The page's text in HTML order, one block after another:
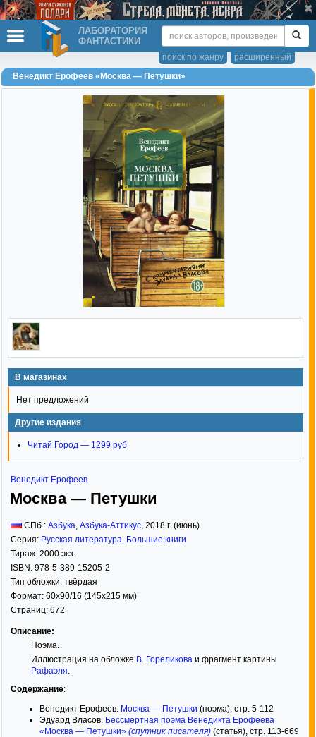
ЛАБОРАТОРИЯ
ФАНТАСТИКИ
расширенный
поиск по жанру
Венедикт Ерофеев «Москва — Петушки»
В магазинах
Нет предложений
Другие издания
Читай Город — 1299 руб
Венедикт Ерофеев
Москва — Петушки
СПб.: Азбука Азбука-Аттикус 2018 г. (июнь)
Серия: Русская литература. Большие книги
Тираж: 2000 экз.
ISBN: 978-5-389-15205-2
Тип обложки: твёрдая
Формат: 60x90/16 (145x215 мм)
Страниц: 672
Описание:
Поэма.
Иллюстрация на обложке В. Гореликова и фрагмент картины
Рафаэля
Содержание:
Венедикт Ерофеев. Москва — Петушки (поэма), стр. 5-112
Эдуард Власов. Бессмертная поэма Венедикта Ерофеева
«Москва — Петушки» (спутник писателя) (статья), стр. 113-669